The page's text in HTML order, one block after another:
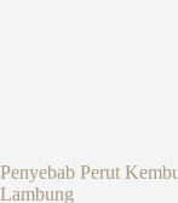
Penyebab Perut
Lambung